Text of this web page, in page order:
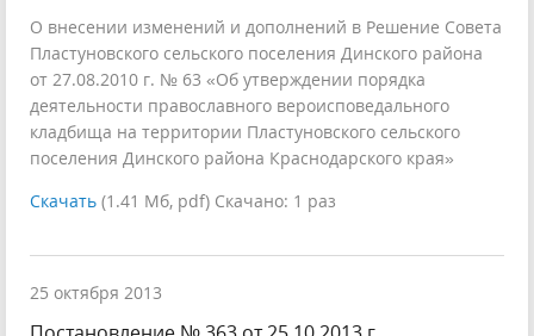
О внесении изменений и дополнений в Решение Совета
Пластуновского сельского поселения Динского района
от 27.08.2010 г. № 63 «Об утверждении порядка
деятельности православного вероисповедального
кладбища на территории Пластуновского сельского
поселения Динского района Краснодарского края»
Скачать (1.41 Мб, pdf) Скачано: 1 раз
25 октября 2013